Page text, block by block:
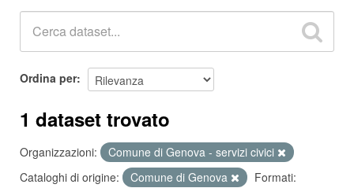
Ordina per
1 dataset trovato
Organizzazioni:
Comune di Genova - servizi civici
Cataloghi di origine:
Comune di Genova
Formati: